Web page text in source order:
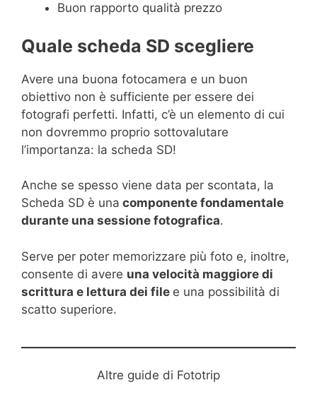
Buon rapporto qualità prezzo
Quale scheda SD scegliere
Avere una buona fotocamera e un buon
obiettivo non è sufficiente per essere dei
fotografi perfetti. Infatti, c’è un elemento di cui
non dovremmo proprio sottovalutare
l’importanza: la scheda SD!
Anche se spesso viene data per scontata, la
Scheda SD è una componente fondamentale
durante una sessione fotografica.
Serve per poter memorizzare più foto e, inoltre,
consente di avere una velocità maggiore di
scrittura e lettura dei file e una possibilità di
scatto superiore.
Altre guide di Fototrip